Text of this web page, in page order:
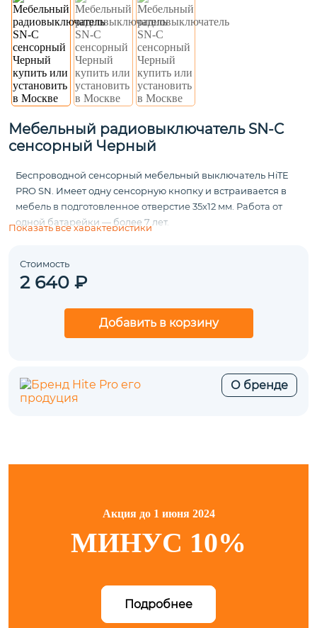
Мебельный радиовыключатель SN-C
сенсорный Черный
Беспроводной сенсорный мебельный выключатель HiTE
PRO SN. Имеет одну сенсорную кнопку и встраивается в
мебель в подготовленное отверстие 35х12 мм. Работа от
одной батарейки — более 7 лет.
Показать все характеристики
Стоимость
2 640 ₽
Добавить в корзину
О бренде
Акция до 1 июня 2024
МИНУС 10%
Подробнее